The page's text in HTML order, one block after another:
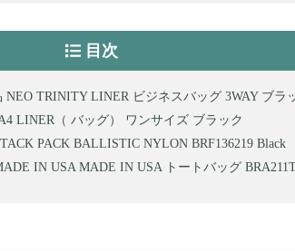
目次
TRINITY LINER ビジネスバッグ 3WAY ブラ
LINER（ バッグ） ワンサイズ ブラック
PACK BALLISTIC NYLON BRF136219 Black
IN USA MADE IN USA トートバッグ